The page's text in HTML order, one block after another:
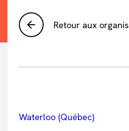
Retour aux
Waterloo (Québec)